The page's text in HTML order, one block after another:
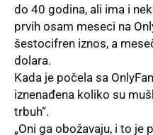
do 40 godina, ali ima i
prvih osam meseci na
šestocifren iznos, a
dolara.
Kada je počela sa
iznenađena koliko su
trbuh“.
„Oni ga obožavaju, i to je